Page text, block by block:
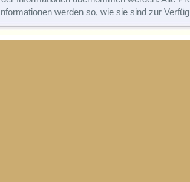
werden so, wie sie sind zur